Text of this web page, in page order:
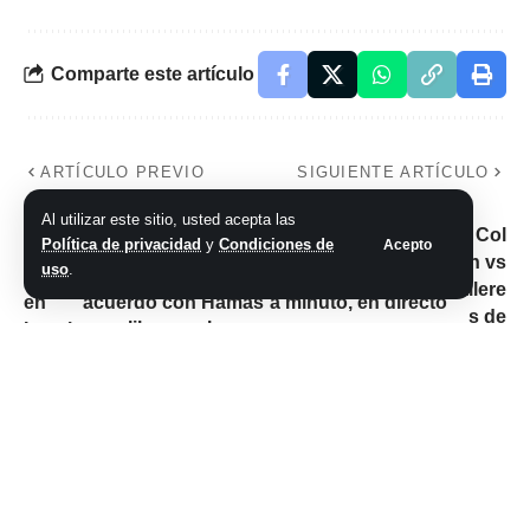
Al utilizar este sitio, usted acepta las
Política de privacidad y Condiciones de
uso.
Acepto
Comparte este artículo
ARTÍCULO PREVIO
el premier
Netanyahu no
acuerdo con Hamas
para liberar rehenes
SIGUIENTE ARTÍCULO
Copa de la Liga
a minuto, en directo